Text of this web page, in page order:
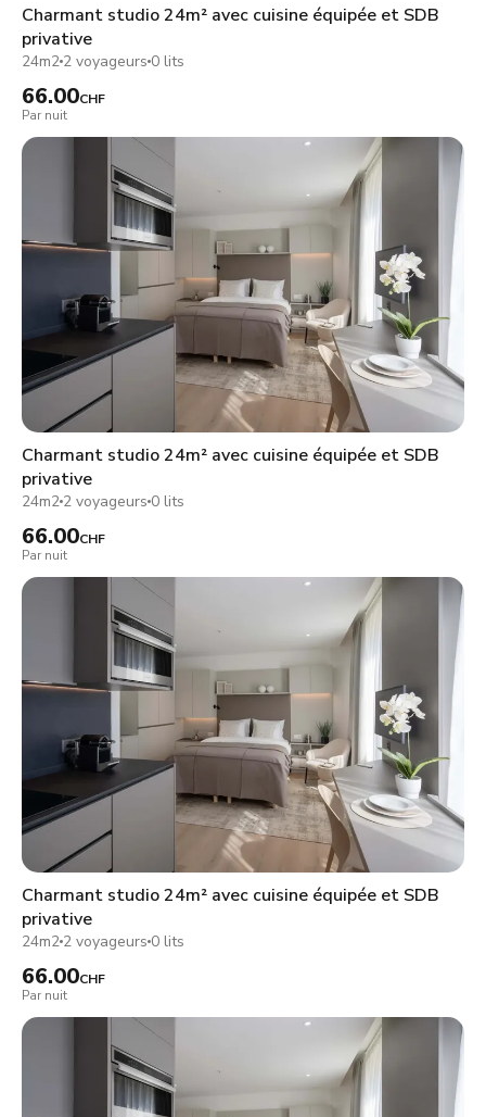
Charmant studio 24m² avec cuisine équipée et SDB
privative
24m2 2 voyageurs 0 lits
66.00CHF
Par nuit
Charmant studio 24m² avec cuisine équipée et SDB
privative
24m2 2 voyageurs 0 lits
66.00CHF
Par nuit
Charmant studio 24m² avec cuisine équipée et SDB
privative
24m2 2 voyageurs 0 lits
66.00CHF
Par nuit